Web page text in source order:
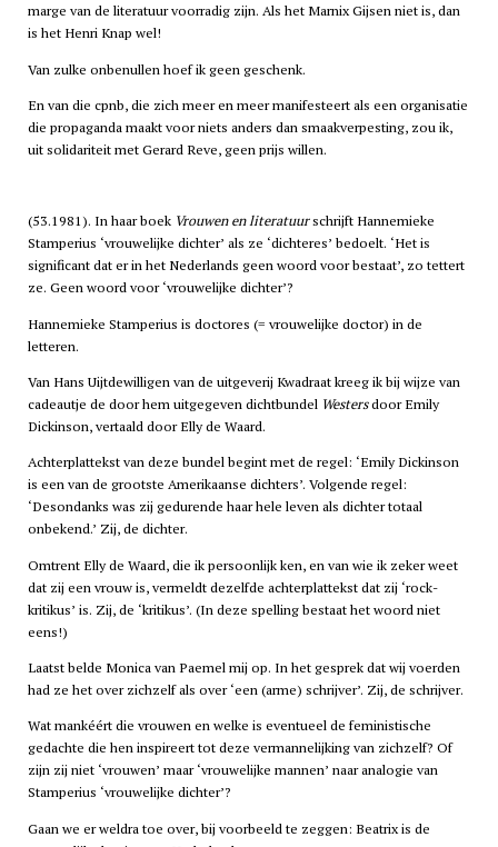
marge van de literatuur voorradig zijn. Als het Marnix Gijsen niet is, dan
is het Henri Knap wel!
Van zulke onbenullen hoef ik geen geschenk.
En van die cpnb, die zich meer en meer manifesteert als een organisatie
die propaganda maakt voor niets anders dan smaakverpesting, zou ik,
uit solidariteit met Gerard Reve, geen prijs willen.
(53.1981). In haar boek Vrouwen en literatuurschrijft Hannemieke
Stamperius ‘vrouwelijke dichter’ als ze ‘dichteres’ bedoelt. ‘Het is
significant dat er in het Nederlands geen woord voor bestaat’, zo tettert
ze. Geen woord voor ‘vrouwelijke dichter’?
Hannemieke Stamperius is doctores (= vrouwelijke doctor) in de
letteren.
Van Hans Uijtdewilligen van de uitgeverij Kwadraat kreeg ik bij wijze van
cadeautje de door hem uitgegeven dichtbundel Westersdoor Emily
Dickinson, vertaald door Elly de Waard.
Achterplattekst van deze bundel begint met de regel: ‘Emily Dickinson
is een van de grootste Amerikaanse dichters’. Volgende regel:
‘Desondanks was zij gedurende haar hele leven als dichter totaal
onbekend.’ Zij, de dichter.
Omtrent Elly de Waard, die ik persoonlijk ken, en van wie ik zeker weet
dat zij een vrouw is, vermeldt dezelfde achterplattekst dat zij ‘rock-
kritikus’ is. Zij, de ‘kritikus’. (In deze spelling bestaat het woord niet
eens!)
Laatst belde Monica van Paemel mij op. In het gesprek dat wij voerden
had ze het over zichzelf als over ‘een (arme) schrijver’. Zij, de schrijver.
Wat mankéért die vrouwen en welke is eventueel de feministische
gedachte die hen inspireert tot deze vermannelijking van zichzelf? Of
zijn zij niet ‘vrouwen’ maar ‘vrouwelijke mannen’ naar analogie van
Stamperius ‘vrouwelijke dichter’?
Gaan we er weldra toe over, bij voorbeeld te zeggen: Beatrix is de